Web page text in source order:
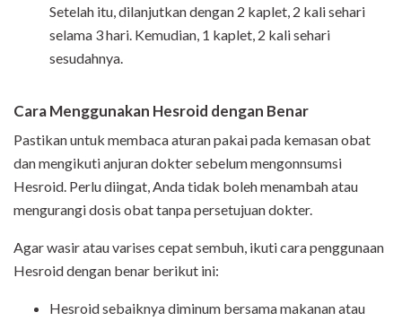
Setelah itu, dilanjutkan dengan 2 kaplet, 2 kali sehari
selama 3 hari. Kemudian, 1 kaplet, 2 kali sehari
sesudahnya.
Cara Menggunakan Hesroid dengan Benar
Pastikan untuk membaca aturan pakai pada kemasan obat
dan mengikuti anjuran dokter sebelum mengonnsumsi
Hesroid. Perlu diingat, Anda tidak boleh menambah atau
mengurangi dosis obat tanpa persetujuan dokter.
Agar wasir atau varises cepat sembuh, ikuti cara penggunaan
Hesroid dengan benar berikut ini:
Hesroid sebaiknya diminum bersama makanan atau